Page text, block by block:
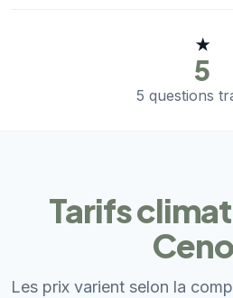
★
5
5 questions
Tarifs
Les prix varient selon la